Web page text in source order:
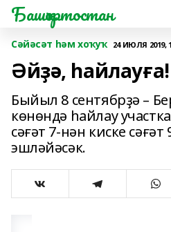
Башҡортостан
Сәйәсәт һәм хоҡуҡ 24 ИЮЛЯ 2019,
Әйҙә, һайлауға!
Быйыл 8 сентябрҙә –
көнөндә һайлау
сәғәт 7-нән киске
эшләйәсәк.